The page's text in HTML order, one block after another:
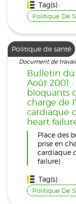
Tag(s) :
Politique De
Politique de santé
Document de travail
Bulletin du
Août 2001
bloquants
charge de
cardiaque
heart
Place des
prise en
cardiaque
failure)
Tag(s) :
Politique De